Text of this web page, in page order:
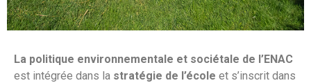
La politique environnementale et sociétale de l’ENAC
est intégrée dans la stratégie de l’école et s’inscrit dans